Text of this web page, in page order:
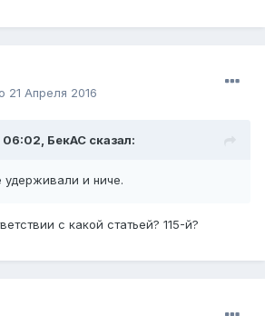
21 Апреля 2016
06:02, БекАС сказал:
и ниче.
с какой статьей? 115-й?